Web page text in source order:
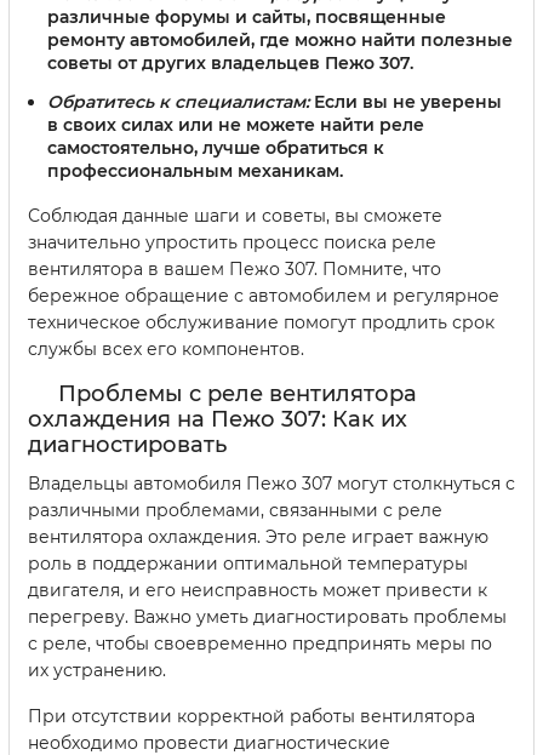
различные форумы и сайты, посвященные
ремонту автомобилей, где можно найти полезные
советы от других владельцев Пежо 307.
Обратитесь к специалистам:Если вы не уверены
в своих силах или не можете найти реле
самостоятельно, лучше обратиться к
профессиональным механикам.
Соблюдая данные шаги и советы, вы сможете
значительно упростить процесс поиска реле
вентилятора в вашем Пежо 307. Помните, что
бережное обращение с автомобилем и регулярное
техническое обслуживание помогут продлить срок
службы всех его компонентов.
Проблемы с реле вентилятора
охлаждения на Пежо 307: Как их
диагностировать
Владельцы автомобиля Пежо 307 могут столкнуться с
различными проблемами, связанными с реле
вентилятора охлаждения. Это реле играет важную
роль в поддержании оптимальной температуры
двигателя, и его неисправность может привести к
перегреву. Важно уметь диагностировать проблемы
с реле, чтобы своевременно предпринять меры по
их устранению.
При отсутствии корректной работы вентилятора
необходимо провести диагностические